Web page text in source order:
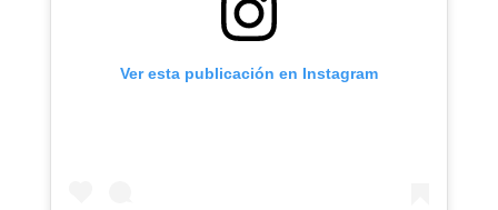
Ver esta publicación en Instagram